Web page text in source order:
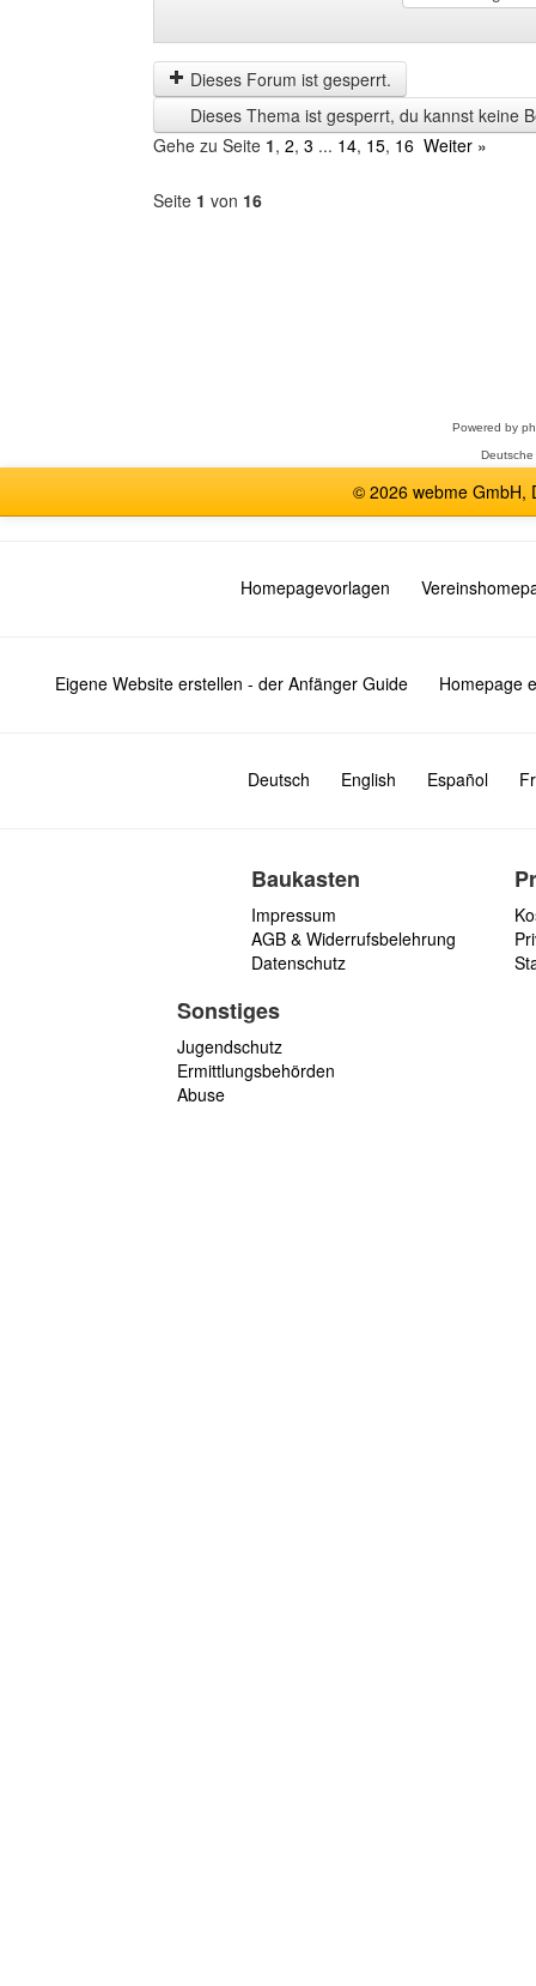
der
letzten
Zeit
anzeigen
by
Dieses Forum ist gesperrt.
Dieses Thema ist gesperrt, du kannst keine
Gehe zu Seite 1, 2, 3 ... 14, 15, 16 Weiter »
Seite 1 von 16
Powered by
© 2026 webme GmbH,
Homepagevorlagen
Eigene Website erstellen - der Anfänger Guide Homepage
Deutsch English Español
Baukasten
Impressum
AGB & Widerrufsbelehrung
Datenschutz
Sonstiges
Jugendschutz
Ermittlungsbehörden
Abuse